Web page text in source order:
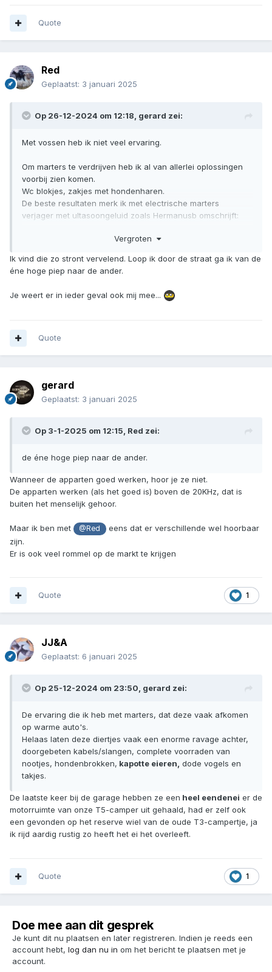
Quote
Red
Geplaatst: 3 januari 2025
Op 26-12-2024 om 12:18, gerard zei:
Met vossen heb ik niet veel ervaring.
Om marters te verdrijven heb ik al van allerlei oplossingen
voorbij zien komen.
Wc blokjes, zakjes met hondenharen.
De beste resultaten merk ik met electrische marters
verjager met ultasoongeluid zoals Hermanusb omschrijft:
Deze heb je in verschillende uitvoeringen.
plaatjes waar stroom opstaat.
Deze werken goed, maar het is een grote ellende om deze
te monteren
Vergroten
Ik vind die zo stront vervelend. Loop ik door de straat ga ik van de
éne hoge piep naar de ander.
Je weert er in ieder geval ook mij mee...
Quote
gerard
Geplaatst: 3 januari 2025
Op 3-1-2025 om 12:15, Red zei:
de éne hoge piep naar de ander.
Wanneer de apparten goed werken, hoor je ze niet.
De apparten werken (als het goed is) boven de 20KHz, dat is
buiten het menselijk gehoor.
Maar ik ben met @Red
eens dat er verschillende wel hoorbaar
zijn.
Er is ook veel rommel op de markt te krijgen
1
Quote
JJ&A
Geplaatst: 6 januari 2025
Op 25-12-2024 om 23:50, gerard zei:
De ervaring die ik heb met marters, dat deze vaak afkomen
op warme auto's.
Helaas laten deze diertjes vaak een enorme ravage achter,
doorgebeten kabels/slangen, complete voorraden van
nootjes, hondenbrokken, kapotte eieren, dode vogels en
takjes.
De laatste keer bij de garage hebben ze een heel eendenei er de
motorruimte van onze T5-camper uit gehaald, had er zelf ook
een gevonden op het reserve wiel van de oude T3-campertje, ja
ik rijd aardig rustig zo heeft het ei het overleeft.
1
Quote
Doe mee aan dit gesprek
Je kunt dit nu plaatsen en later registreren. Indien je reeds een
account hebt, log dan nu in om het bericht te plaatsen met je
account.